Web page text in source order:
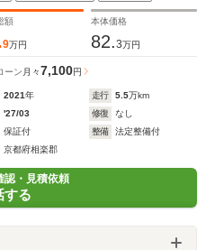
額
9万円
本体価格
82.3万円
ーン 月々7,100円
2021年 走行 5.5万km
'27/03 修復
なし
保証付 整備
法定整備付
京都府相楽郡
認・見積依頼
する